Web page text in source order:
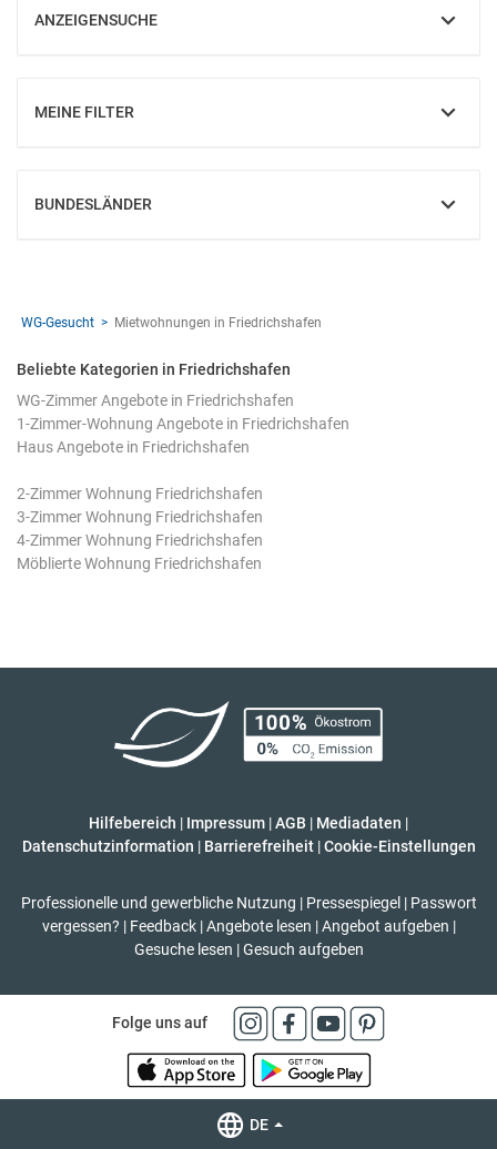
ANZEIGENSUCHE
EINBLENDEN
MEINE FILTER
EINBLENDEN
BUNDESLÄNDER
EINBLENDEN
WG-Gesucht Mietwohnungen in Friedrichshafen
Beliebte Kategorien in Friedrichshafen
WG-Zimmer Angebote in Friedrichshafen
1-Zimmer-Wohnung Angebote in Friedrichshafen
Haus Angebote in Friedrichshafen
2-Zimmer Wohnung Friedrichshafen
3-Zimmer Wohnung Friedrichshafen
4-Zimmer Wohnung Friedrichshafen
Möblierte Wohnung Friedrichshafen
Hilfebereich | Impressum |AGB | Mediadaten |
Datenschutzinformation | Barrierefreiheit | Cookie-Einstellungen
Professionelle und gewerbliche Nutzung | Pressespiegel | Passwort
vergessen? | Feedback | Angebote lesen | Angebot aufgeben |
Gesuche lesen | Gesuch aufgeben
Folge uns auf
DE